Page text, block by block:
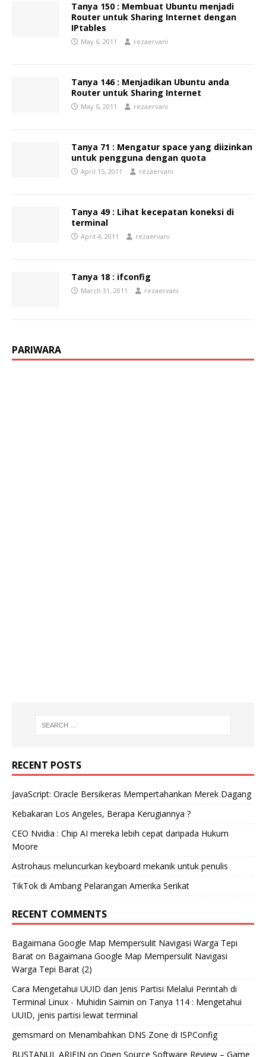
Tanya 150 : Membuat Ubuntu menjadi
Router untuk Sharing Internet dengan
IPtables
May 6, 2011 rezaervani
Tanya 146 : Menjadikan Ubuntu anda
Router untuk Sharing Internet
May 5, 2011 rezaervani
Tanya 71 : Mengatur space yang diizinkan
untuk pengguna dengan quota
April 15, 2011 rezaervani
Tanya 49 : Lihat kecepatan koneksi di
terminal
April 4, 2011 rezaervani
Tanya 18 : ifconfig
March 31, 2011 rezaervani
PARIWARA
RECENT POSTS
JavaScript: Oracle Bersikeras Mempertahankan Merek Dagang
Kebakaran Los Angeles, Berapa Kerugiannya ?
CEO Nvidia : Chip AI mereka lebih cepat daripada Hukum
Moore
Astrohaus meluncurkan keyboard mekanik untuk penulis
TikTok di Ambang Pelarangan Amerika Serikat
RECENT COMMENTS
Bagaimana Google Map Mempersulit Navigasi Warga Tepi
Barat on Bagaimana Google Map Mempersulit Navigasi
Warga Tepi Barat (2)
Cara Mengetahui UUID dan Jenis Partisi Melalui Perintah di
Terminal Linux - Muhidin Saimin on Tanya 114 : Mengetahui
UUID, jenis partisi lewat terminal
gemsmard on Menambahkan DNS Zone di ISPConfig
BUSTANUL ARIFIN on Open Source Software Review – Game